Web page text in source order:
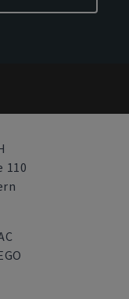
110